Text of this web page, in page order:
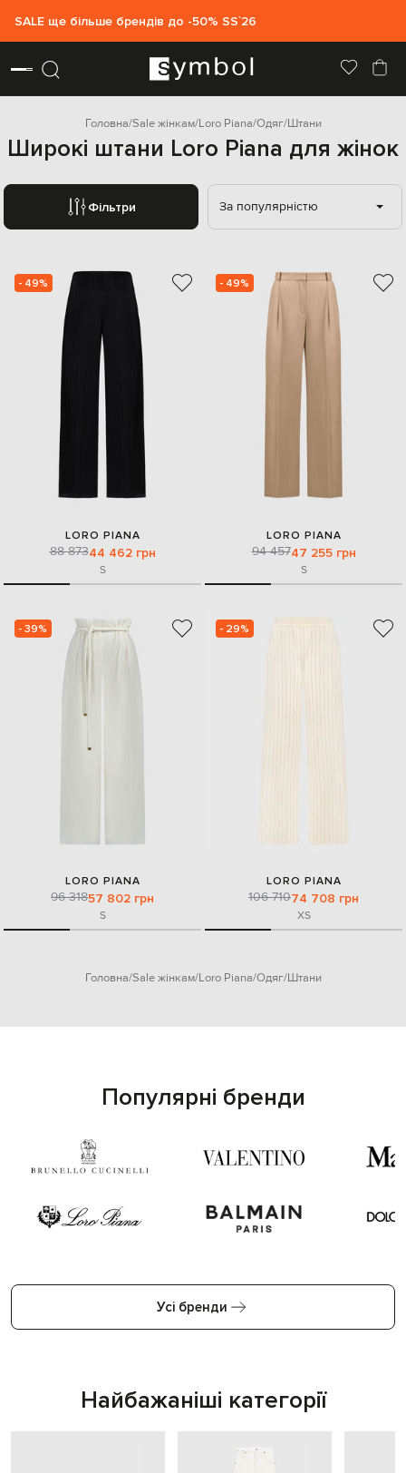
SALE ще більше брендів до -50% SS`26
Головна Sale жінкам Loro Piana Одяг Штани
Широкі штани Loro Piana для жінок
Фільтри За популярністю
- 49%
LORO PIANA
88 87344 462 грн
S
- 49%
LORO PIANA
94 45747 255 грн
S
- 39%
LORO PIANA
96 31857 802 грн
S
- 29%
LORO PIANA
106 71074 708 грн
XS
Головна Sale жінкам Loro Piana Одяг Штани
Популярні бренди
Усі бренди
Найбажаніші категорії